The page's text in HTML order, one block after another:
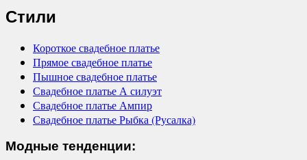
Стили
Короткое свадебное платье
Прямое свадебное платье
Пышное свадебное платье
Свадебное платье А силуэт
Свадебное платье Ампир
Свадебное платье Рыбка (Русалка)
Модные тенденции: